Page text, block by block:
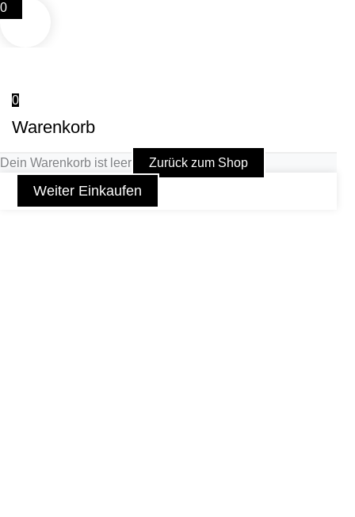
0
0
Warenkorb
Dein Warenkorb ist leer Zurück zum Shop
Weiter Einkaufen